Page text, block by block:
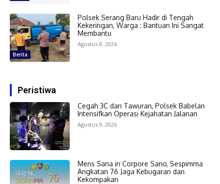
Berita
Polsek Serang Baru Hadir di Tengah
Kekeringan, Warga : Bantuan Ini Sangat
Membantu
Agustus 8, 2026
Peristiwa
Cegah 3C dan Tawuran, Polsek Babelan
Intensifkan Operasi Kejahatan Jalanan
Agustus 9, 2026
Mens Sana in Corpore Sano, Sespimma
Angkatan 76 Jaga Kebugaran dan
Kekompakan